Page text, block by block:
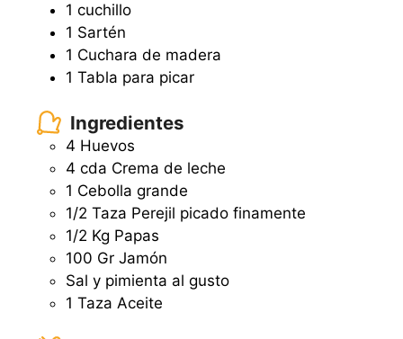
1 cuchillo
1 Sartén
1 Cuchara de madera
1 Tabla para picar
Ingredientes
4 Huevos
4 cda Crema de leche
1 Cebolla grande
1/2 Taza Perejil picado finamente
1/2 Kg Papas
100 Gr Jamón
Sal y pimienta al gusto
1 Taza Aceite